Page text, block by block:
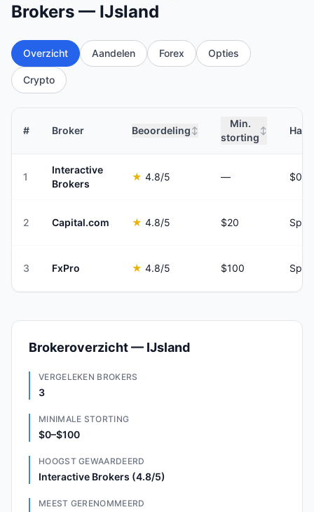
Brokers — IJsland
Overzicht Aandelen Forex Opties
Crypto
# Broker Beoordeling ↕
Min.
storting
↕
1
Interactive
Brokers
★ 4.8/5 —
2 Capital.com ★ 4.8/5 $20
3 FxPro ★ 4.8/5 $100
Brokeroverzicht — IJsland
VERGELEKEN BROKERS
3
MINIMALE STORTING
$0–$100
HOOGST GEWAARDEERD
Interactive Brokers (4.8/5)
MEEST GERENOMMEERD